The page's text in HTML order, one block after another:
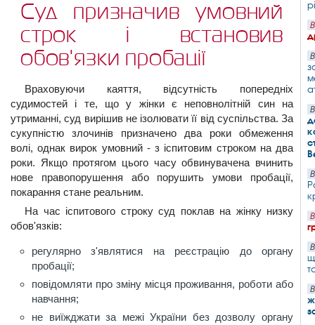
Суд призначив умовний
строк і встановив
обов'язки пробації
Враховуючи каяття, відсутність попередніх
судимостей і те, що у жінки є неповнолітній син на
утриманні, суд вирішив не ізолювати її від суспільства. За
сукупністю злочинів призначено два роки обмеження
волі, однак вирок умовний - з іспитовим строком на два
роки. Якщо протягом цього часу обвинувачена вчинить
нове правопорушення або порушить умови пробації,
покарання стане реальним.
На час іспитового строку суд поклав на жінку низку
обов'язків:
регулярно з'являтися на реєстрацію до органу
пробації;
повідомляти про зміну місця проживання, роботи або
навчання;
не виїжджати за межі України без дозволу органу